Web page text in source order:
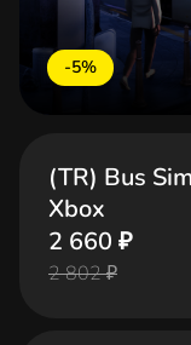
-5%
(TR) Bus
Xbox
2 660 ₽
2 802 ₽